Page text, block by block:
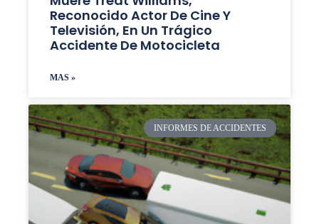
Reconocido Actor De Cine Y
Televisión, En Un Trágico
Accidente De Motocicleta
MAS »
INFORMES DE ACCIDENTES